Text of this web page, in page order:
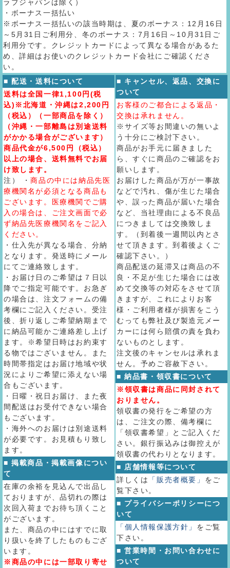
ラブジャパンは除く）
・ボーナス一括払い
※ボーナス一括払いの該当時期は、夏のボーナス：12月16日
～5月31日ご利用分、冬のボーナス：7月16日～10月31日ご
利用分です。クレジットカードによって異なる場合があるた
め、詳細はお使いのクレジットカード会社にご確認くださ
い。
■ 配送・送料について
送料は全国一律1,100円(税
込)※北海道・沖縄は2,200円
（税込）（一部商品を除く）
（沖縄・一部離島は別途送料
がかかる場合がございます）
商品代金が6,500円（税込）
以上の場合、送料無料でお届
け致します。
注） ・商品の中には納品先医
療機関名が必須となる商品も
ございます。医療機関でご購
入の場合は、ご注文画面で必
ず納品先医療機関名をご記入
ください。
・仕入先が異なる場合、分納
となります。発送時にメール
にてご連絡致します。
・お届け日のご希望は７日以
降でご指定可能です。お急ぎ
の場合は、注文フォームの備
考欄にご記入ください。受注
後、折り返しご希望納期まで
に納品可能かご連絡差し上げ
ます。※希望日時はお約束す
る物ではございません。また
時間帯指定はお届け地域や状
況によりご希望に添えない場
合もございます。
・日曜・祝日お届け、また夜
間配送はお受付できない場合
もございます。
・海外へのお届けは別途送料
が必要です。お見積もり致し
ます。
■ 掲載商品・掲載画像につい
て
在庫の余裕を見込んで出品し
ておりますが、品切れの際は
次回入荷までお待ち頂くこと
がございます。
また、商品の中にはすでに取
り扱いを終了したものもござ
います。
※商品の中には一部取り寄せ
■ キャンセル、返品、交換に
ついて
お客様のご都合による返品・
交換は承れません。
※サイズ等お間違いの無いよ
う十分にご検討下さい。
商品がお手元に届きました
ら、すぐに商品のご確認をお
願いします。
お届けした商品が万が一事故
などで汚れ、傷が生じた場合
や、誤った商品が届いた場合
など、当社理由による不良品
につきましては交換致しま
す。（到着後一週間以内とさ
せて頂きます。到着後よくご
確認下さい。）
商品配送の延滞又は商品の不
良・不足が生じた場合には改
めて交換等の対応をさせて頂
きますが、これによりお客
様・ご利用者様が損害をこう
むっても弊社及び製造元メー
カーには何ら賠償の責を負わ
ないものとします。
注文後のキャンセルは承れま
せん。予めご容赦下さい。
■ 納品書・領収書について
※領収書は商品に同封されて
おりません。
領収書の発行をご希望の方
は、ご注文の際、備考欄に
「領収書希望」とご記入くだ
さい。銀行振込みは御控えが
領収書の代わりとなります。
■ 店舗情報等について
詳しくは
「販売者概要」 をご
覧下さい。
■ プライバシーポリシーにつ
いて
「個人情報保護方針」 をご覧
下さい。
■ 営業時間・お問い合わせに
ついて